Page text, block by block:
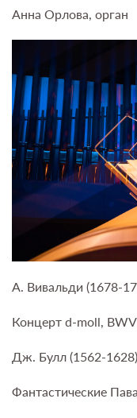
Анна Орлова, орган
А. Вивальди (1678-
Концерт d-moll,
Дж. Булл (1562-1628)
Фантастические